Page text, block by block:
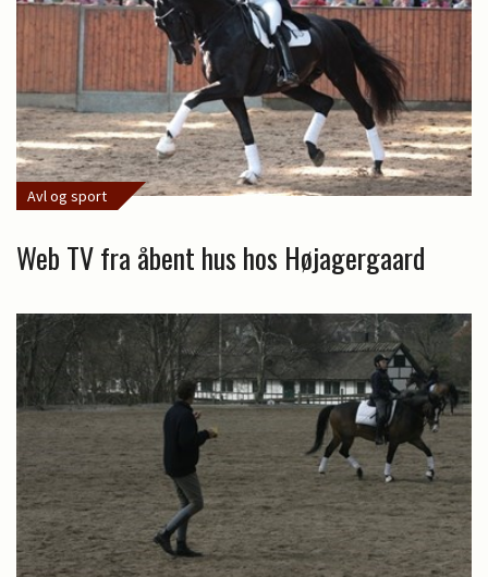
Avl og sport
Web TV fra åbent hus hos Højagergaard